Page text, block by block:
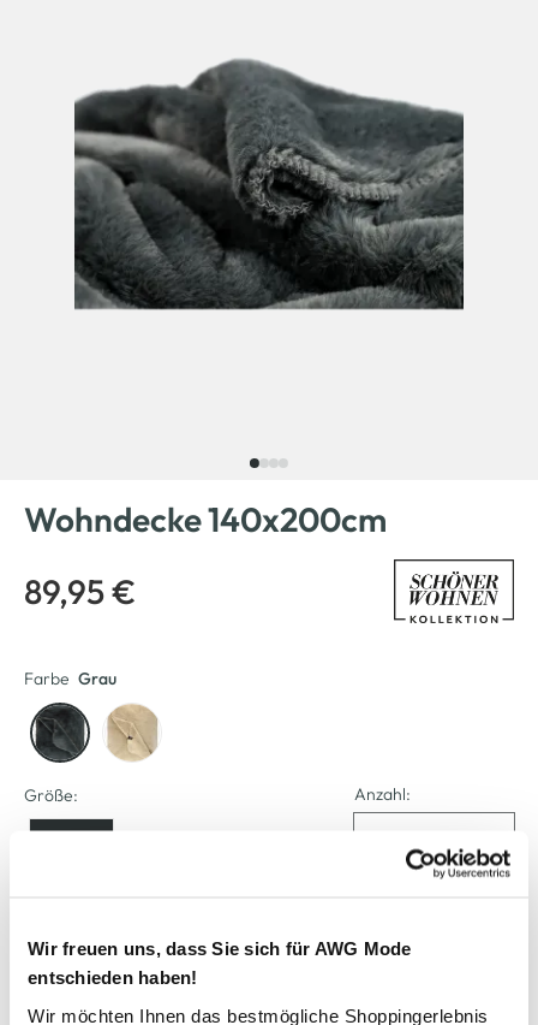
Wir freuen uns, dass Sie sich für AWG Mode
entschieden haben!
Wir möchten Ihnen das bestmögliche Shoppingerlebnis
Wohndecke 140x200cm
89,95 €
Farbe Grau
Größe: Anzahl:
In den Warenkorb